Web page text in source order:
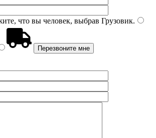
что вы человек, выбрав Грузовик.